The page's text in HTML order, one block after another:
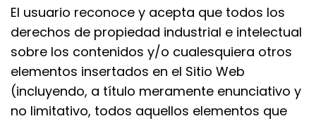
El usuario reconoce y acepta que todos los
derechos de propiedad industrial e intelectual
sobre los contenidos y/o cualesquiera otros
elementos insertados en el Sitio Web
(incluyendo, a título meramente enunciativo y
no limitativo, todos aquellos elementos que